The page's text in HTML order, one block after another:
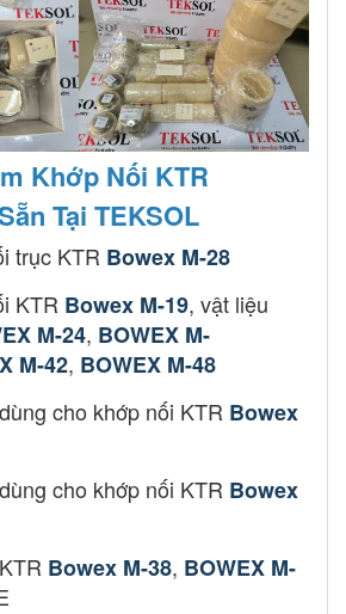
Khớp Nối KTR
Tại TEKSOL
trục KTR Bowex M-28
KTR Bowex M-19, vật liệu
M-24, BOWEX M-
M-42, BOWEX M-48
cho khớp nối KTR Bowex
cho khớp nối KTR Bowex
Bowex M-38, BOWEX M-